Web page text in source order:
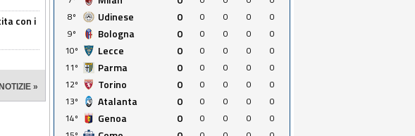
con i
»
8º
Udinese 0 0 0 0
0
9º
Bologna 0 0 0 0
0
10º
Lecce 0 0 0 0
0
11º
Parma 0 0 0 0
0
12º
Torino 0 0 0 0
0
13º
Atalanta 0 0 0 0
0
14º
Genoa 0 0 0 0
0